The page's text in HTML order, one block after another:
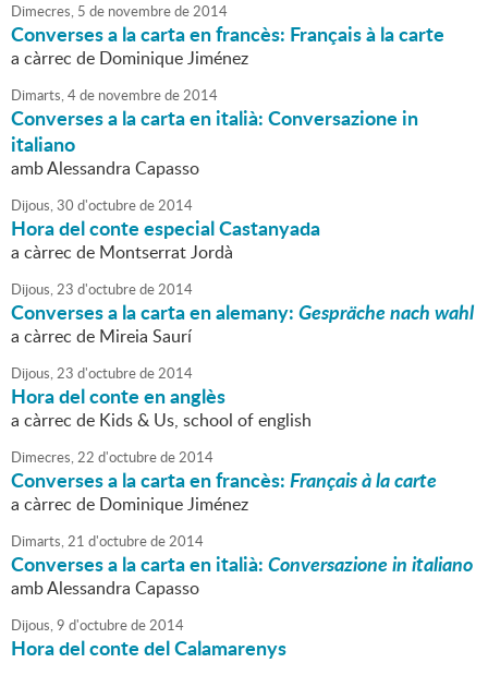
Dimecres, 5 de novembrede2014
Converses a la carta en francès: Français à la carte
a càrrec de Dominique Jiménez
Dimarts,4de novembrede2014
Converses a la carta en italià: Conversazione in
italiano
amb Alessandra Capasso
Dijous,30 d'octubrede2014
Hora del conte especial Castanyada
a càrrec de Montserrat Jordà
Dijous,23 d'octubrede2014
Converses a la carta en alemany:Gespräche nach wahl
a càrrec de Mireia Saurí
Dijous,23 d'octubrede2014
Hora del conte en anglès
a càrrec de Kids & Us, school of english
Dimecres,22 d'octubrede2014
Converses a la carta en francès:Français à la carte
a càrrec de Dominique Jiménez
Dimarts,21 d'octubrede2014
Converses a la carta en italià:Conversazione in italiano
amb Alessandra Capasso
Dijous,9 d'octubrede2014
Hora del conte del Calamarenys